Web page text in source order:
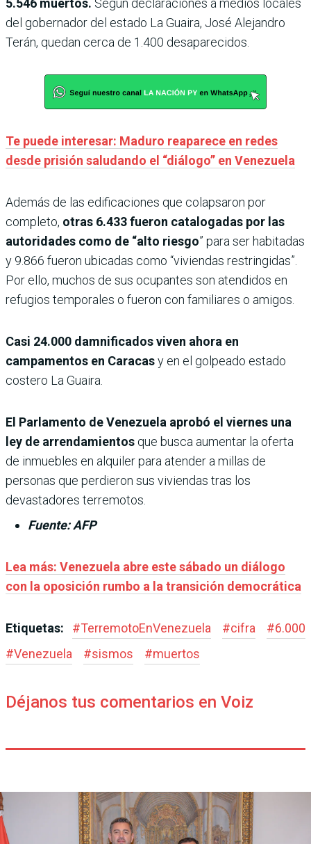
del gobernador del estado La Guaira, José Alejandro
Terán, quedan cerca de 1.400 desaparecidos.
Te puede interesar: Maduro reaparece en redes
desde prisión saludando el “diálogo” en Venezuela
Además de las edificaciones que colapsaron por
completo, otras 6.433 fueron catalogadas por las
autoridades como de “alto riesgo” para ser habitadas
y 9.866 fueron ubicadas como “viviendas restringidas”.
Por ello, muchos de sus ocupantes son atendidos en
refugios temporales o fueron con familiares o amigos.
Casi 24.000 damnificados viven ahora en
campamentos en Caracasy en el golpeado estado
costero La Guaira.
El Parlamento de Venezuela aprobó el viernes una
ley de arrendamientos que busca aumentar la oferta
de inmuebles en alquiler para atender a millas de
personas que perdieron sus viviendas tras los
devastadores terremotos.
Fuente: AFP
Lea más: Venezuela abre este sábado un diálogo
con la oposición rumbo a la transición democrática
Etiquetas: #TerremotoEnVenezuela #cifra #6.000
#Venezuela #sismos #muertos
Déjanos tus comentarios en Voiz